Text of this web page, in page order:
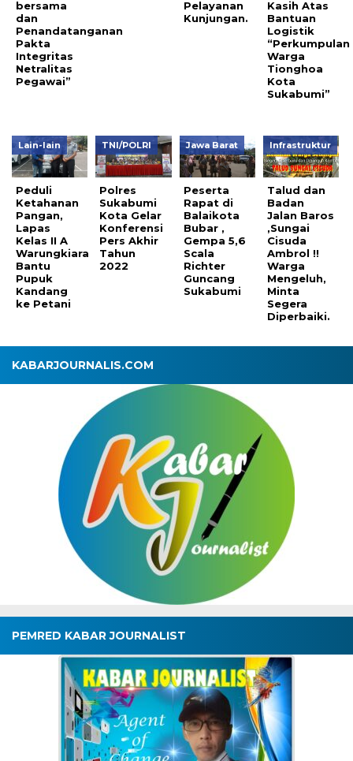
bersama
dan
Penandatanganan
Pakta
Integritas
Netralitas
Pegawai”
Pelayanan
Kunjungan.
Kasih Atas
Bantuan
Logistik
“Perkumpulan
Warga
Tionghoa
Kota
Sukabumi”
Lain-lain
Peduli
Ketahanan
Pangan,
Lapas
Kelas II A
Warungkiara
Bantu
Pupuk
Kandang
ke Petani
TNI/POLRI
Polres
Sukabumi
Kota Gelar
Konferensi
Pers Akhir
Tahun
2022
Jawa Barat
Peserta
Rapat di
Balaikota
Bubar ,
Gempa 5,6
Scala
Richter
Guncang
Sukabumi
Infrastruktur
Talud dan
Badan
Jalan Baros
,Sungai
Cisuda
Ambrol !!
Warga
Mengeluh,
Minta
Segera
Diperbaiki.
KABARJOURNALIS.COM
PEMRED KABAR JOURNALIST